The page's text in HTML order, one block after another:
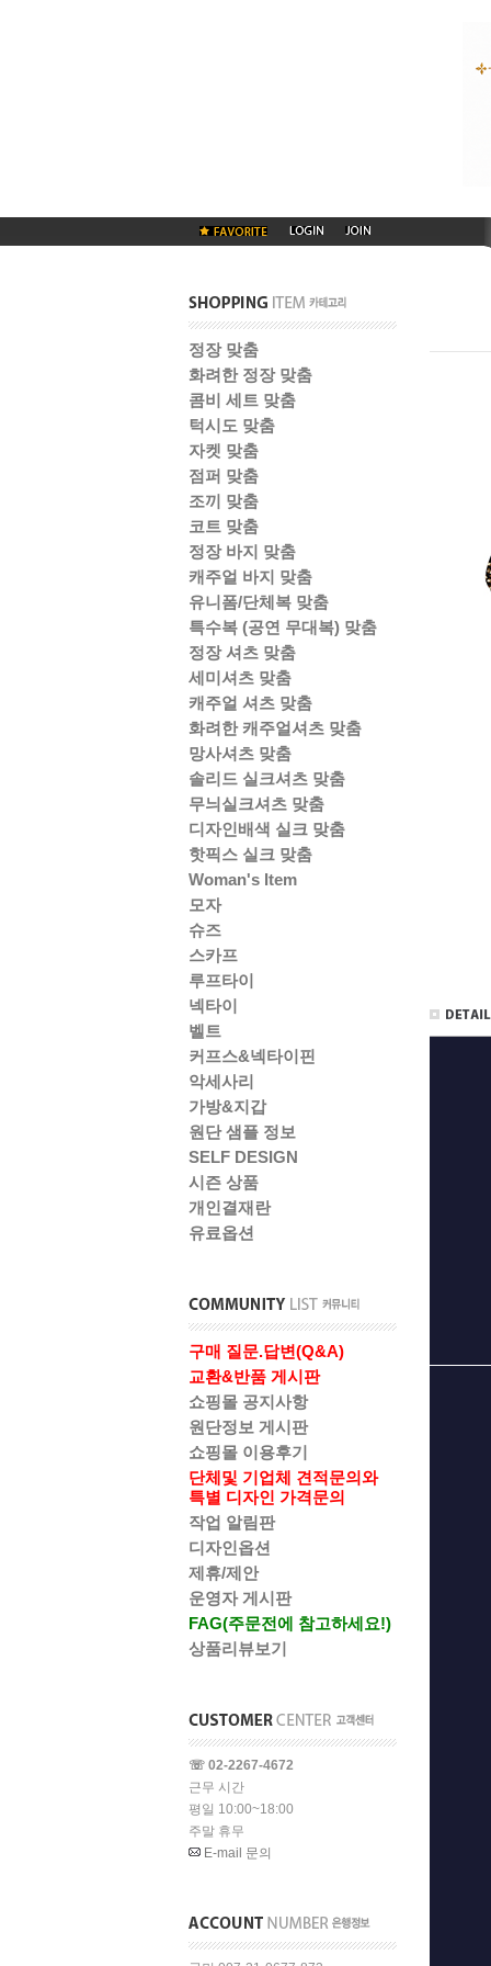
정장 맞춤
화려한 정장 맞춤
콤비 세트 맞춤
턱시도 맞춤
자켓 맞춤
점퍼 맞춤
조끼 맞춤
코트 맞춤
정장 바지 맞춤
캐주얼 바지 맞춤
유니폼/단체복 맞춤
특수복 (공연 무대복) 맞춤
정장 셔츠 맞춤
세미셔츠 맞춤
캐주얼 셔츠 맞춤
화려한 캐주얼셔츠 맞춤
망사셔츠 맞춤
솔리드 실크셔츠 맞춤
무늬실크셔츠 맞춤
디자인배색 실크 맞춤
핫픽스 실크 맞춤
Woman's Item
모자
슈즈
스카프
루프타이
넥타이
벨트
커프스&넥타이핀
악세사리
가방&지갑
원단 샘플 정보
SELF DESIGN
시즌 상품
개인결재란
유료옵션
구매 질문.답변(Q&A)
교환&반품 게시판
쇼핑몰 공지사항
원단정보 게시판
쇼핑몰 이용후기
단체및 기업체 견적문의와
특별 디자인 가격문의
작업 알림판
디자인옵션
제휴/제안
운영자 게시판
FAG(주문전에 참고하세요!)
상품리뷰보기
☏ 02-2267-4672
근무 시간
평일 10:00~18:00
주말 휴무
E-mail 문의